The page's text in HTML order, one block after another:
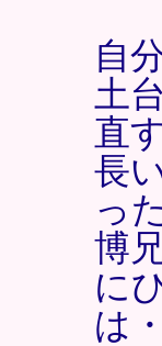
自
土
直
長
っ
博
に
は